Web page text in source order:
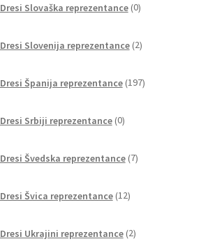
Dresi Slovaška reprezentance 0izdelkov
Dresi Slovenija reprezentance 2izdelka
Dresi Španija reprezentance 197izdelkov
Dresi Srbiji reprezentance 0izdelkov
Dresi Švedska reprezentance 7izdelkov
Dresi Švica reprezentance 12izdelkov
Dresi Ukrajini reprezentance 2izdelka